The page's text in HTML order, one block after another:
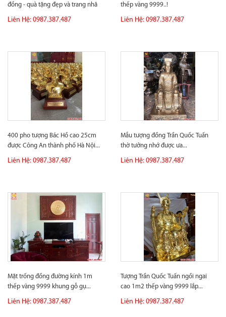
đồng - quà tặng đẹp và trang nhã
Liên Hệ: 0987.387.487
thếp vàng 9999..!
Liên Hệ: 0987.387.487
400 pho tượng Bác Hồ cao 25cm
được Công An thành phố Hà Nội...
Liên Hệ: 0987.387.487
Mẫu tượng đồng Trần Quốc Tuấn
thờ tưởng nhớ được ưa...
Liên Hệ: 0987.387.487
Mặt trống đồng đường kính 1m
thếp vàng 9999 khung gỗ gụ...
Liên Hệ: 0987.387.487
Tượng Trần Quốc Tuấn ngồi ngai
cao 1m2 thếp vàng 9999 lắp...
Liên Hệ: 0987.387.487